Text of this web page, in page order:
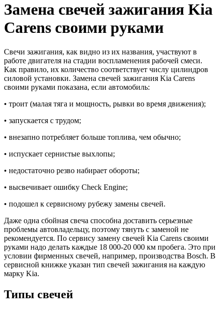
Замена свечей зажигания Kia
Carens своими руками
Свечи зажигания, как видно из их названия, участвуют в
работе двигателя на стадии воспламенения рабочей смеси.
Как правило, их количество соответствует числу цилиндров
силовой установки. Замена свечей зажигания Kia Carens
своими руками показана, если автомобиль:
• троит (малая тяга и мощность, рывки во время движения);
• запускается с трудом;
• внезапно потребляет больше топлива, чем обычно;
• испускает сернистые выхлопы;
• недостаточно резво набирает обороты;
• высвечивает ошибку Check Engine;
• подошел к сервисному рубежу замены свечей.
Даже одна сбойная свеча способна доставить серьезные
проблемы автовладельцу, поэтому тянуть с заменой не
рекомендуется. По сервису замену свечей Kia Carens своими
руками надо делать каждые 18 000-20 000 км пробега. Это при
условии фирменных свечей, например, производства Bosch. В
сервисной книжке указан тип свечей зажигания на каждую
марку Kia.
Типы свечей